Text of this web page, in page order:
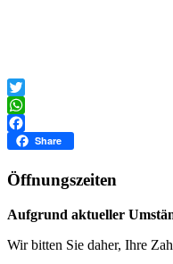
Twitter
WhatsApp
Facebook
Share
Öffnungszeiten
Aufgrund aktueller
Wir bitten Sie daher, Ihre